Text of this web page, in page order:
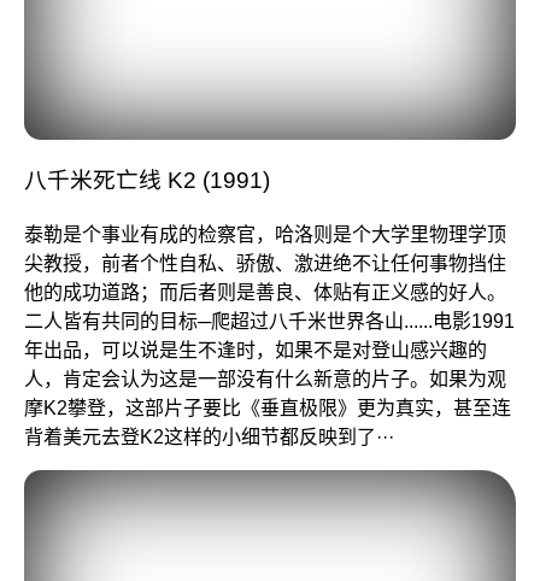
八千米死亡线 K2 (1991)
泰勒是个事业有成的检察官，哈洛则是个大学里物理学顶
尖教授，前者个性自私、骄傲、激进绝不让任何事物挡住
他的成功道路；而后者则是善良、体贴有正义感的好人。
二人皆有共同的目标─爬超过八千米世界各山......电影1991
年出品，可以说是生不逢时，如果不是对登山感兴趣的
人，肯定会认为这是一部没有什么新意的片子。如果为观
摩K2攀登，这部片子要比 《垂直极限》
更为真实，甚至连
背着美元去登K2这样的小细节都反映到了···